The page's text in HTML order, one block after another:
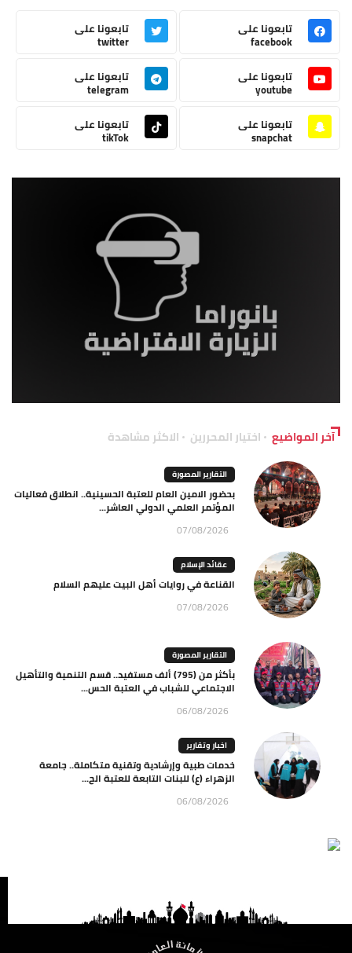
تابعونا على
facebook
تابعونا على
twitter
تابعونا على
youtube
تابعونا على
telegram
تابعونا على
snapchat
تابعونا على
tikTok
آخر المواضيع اختيار المحررين الاكثر مشاهدة
التقارير المصورة
بحضور الامين العام للعتبة الحسينية.. انطلاق فعاليات
المؤتمر العلمي الدولي العاشر...
07/08/2026
عقائد الإسلام
القناعة في روايات أهل البيت عليهم السلام
07/08/2026
التقارير المصورة
بأكثر من (795) ألف مستفيد.. قسم التنمية والتأهيل
الاجتماعي للشباب في العتبة الحس...
06/08/2026
اخبار وتقارير
خدمات طبية وإرشادية وتقنية متكاملة.. جامعة
الزهراء (ع) للبنات التابعة للعتبة الح...
06/08/2026